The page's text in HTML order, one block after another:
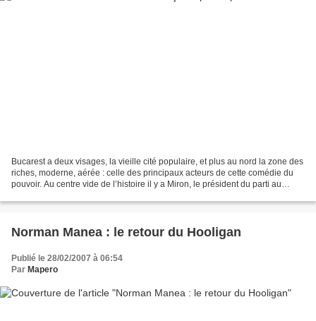
Bucarest a deux visages, la vieille cité populaire, et plus au nord la zone des
riches, moderne, aérée : celle des principaux acteurs de cette comédie du
pouvoir. Au centre vide de l’histoire il y a Miron, le président du parti au
Norman Manea : le retour du Hooligan
Publié le 28/02/2007 à 06:54
Par Mapero